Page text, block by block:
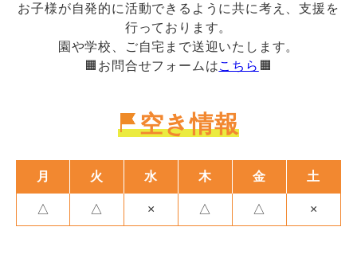
お子様が自発的に活動できるように共に考え、支援を
行っております。
園や学校、ご自宅まで送迎いたします。
🟧お問合せフォームはこちら 🟧
空き情報
月 火 水 木 金 土
△ △ × △ △ ×